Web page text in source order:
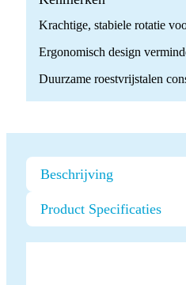
Krachtige, stabiele rotatie
Ergonomisch design
Duurzame roestvrijstalen
Beschrijving
Product Specificaties